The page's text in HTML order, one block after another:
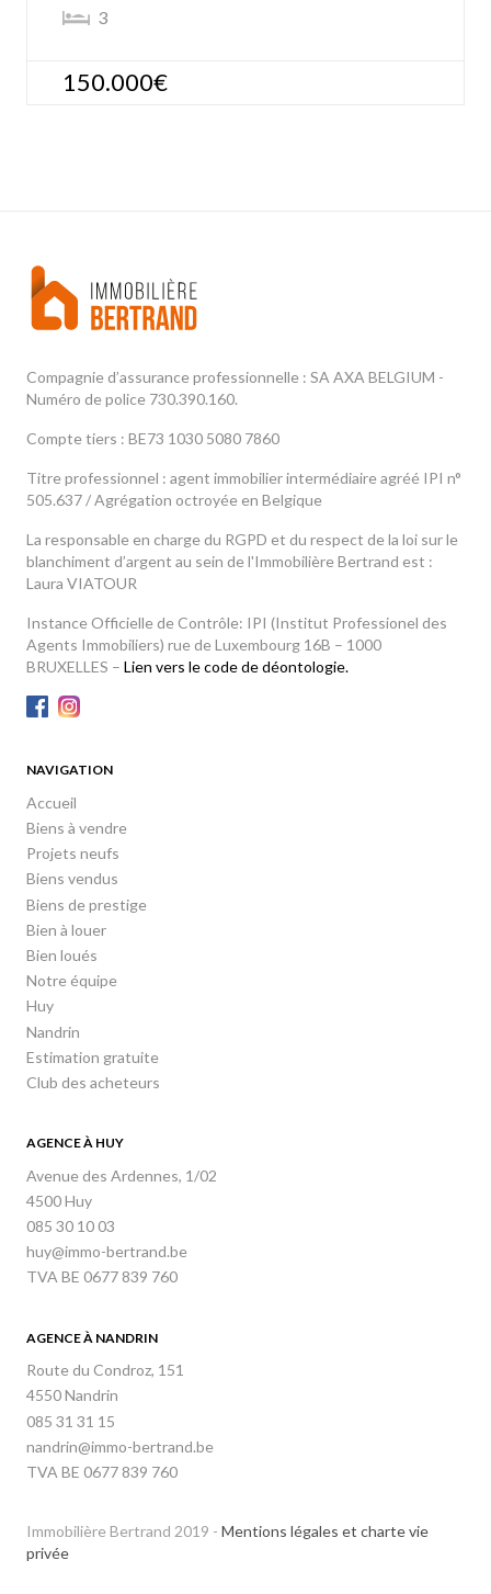
3
150.000€
Compagnie d’assurance professionnelle : SA AXA BELGIUM -
Numéro de police 730.390.160.
Compte tiers : BE73 1030 5080 7860
Titre professionnel : agent immobilier intermédiaire agréé IPI n°
505.637 / Agrégation octroyée en Belgique
La responsable en charge du RGPD et du respect de la loi sur le
blanchiment d’argent au sein de l'Immobilière Bertrand est :
Laura VIATOUR
Instance Officielle de Contrôle: IPI (Institut Professionel des
Agents Immobiliers) rue de Luxembourg 16B – 1000
BRUXELLES – Lien vers le code de déontologie.
NAVIGATION
Accueil
Biens à vendre
Projets neufs
Biens vendus
Biens de prestige
Bien à louer
Bien loués
Notre équipe
Huy
Nandrin
Estimation gratuite
Club des acheteurs
AGENCE À HUY
Avenue des Ardennes, 1/02
4500 Huy
085 30 10 03
huy@immo-bertrand.be
TVA BE 0677 839 760
AGENCE À NANDRIN
Route du Condroz, 151
4550 Nandrin
085 31 31 15
nandrin@immo-bertrand.be
TVA BE 0677 839 760
Immobilière Bertrand 2019 - Mentions légales et charte vie
privée